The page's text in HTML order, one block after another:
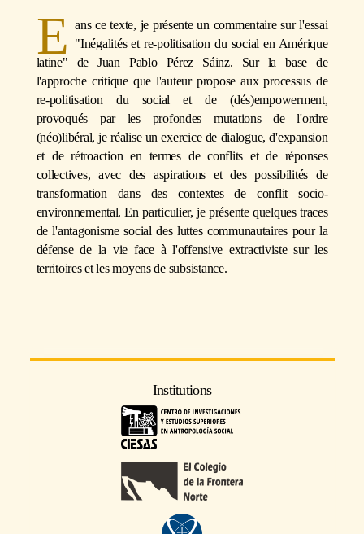
E
ans ce texte, je présente un commentaire sur l'essai
"Inégalités et re-politisation du social en Amérique
latine" de Juan Pablo Pérez Sáinz. Sur la base de
l'approche critique que l'auteur propose aux processus de
re-politisation du social et de (dés)empowerment,
provoqués par les profondes mutations de l'ordre
(néo)libéral, je réalise un exercice de dialogue, d'expansion
et de rétroaction en termes de conflits et de réponses
collectives, avec des aspirations et des possibilités de
transformation dans des contextes de conflit socio-
environnemental. En particulier, je présente quelques traces
de l'antagonisme social des luttes communautaires pour la
défense de la vie face à l'offensive extractiviste sur les
territoires et les moyens de subsistance.
Institutions